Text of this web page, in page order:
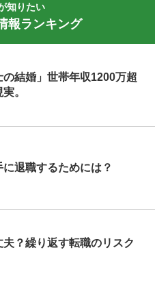
知りたい
報ランキング
の結婚」世帯年収1200万超
。
退職するためには？
夫？繰り返す転職のリスク